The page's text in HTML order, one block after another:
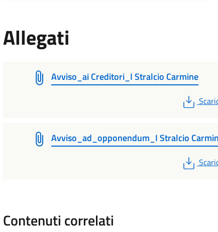
Allegati
Avviso_ai Creditori_I Stralcio Carmine
PDF
Avviso_ad_opponendum_I Stralcio
PDF
Contenuti correlati